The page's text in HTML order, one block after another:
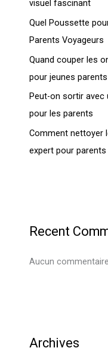
visuel fascinant
Quel Poussette
Parents Voyageurs
Quand couper les
pour jeunes parents
Peut-on sortir avec
pour les parents
Comment nettoyer
expert pour parents
Recent
Aucun
Archives